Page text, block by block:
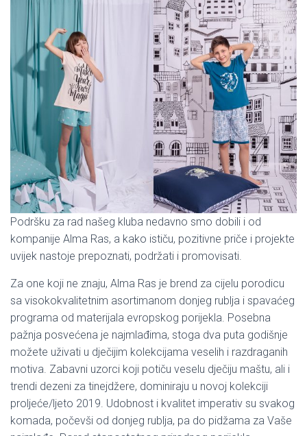
Podršku za rad našeg kluba nedavno smo dobili i od
kompanije Alma Ras, a kako ističu, pozitivne priče i projekte
uvijek nastoje prepoznati, podržati i promovisati.
Za one koji ne znaju, Alma Ras je brend za cijelu porodicu
sa visokokvalitetnim asortimanom donjeg rublja i spavaćeg
programa od materijala evropskog porijekla. Posebna
pažnja posvećena je najmlađima, stoga dva puta godišnje
možete uživati u dječijim kolekcijama veselih i razdraganih
motiva. Zabavni uzorci koji potiču veselu dječiju maštu, ali i
trendi dezeni za tinejdžere, dominiraju u novoj kolekciji
proljeće/ljeto 2019. Udobnost i kvalitet imperativ su svakog
komada, počevši od donjeg rublja, pa do pidžama za Vaše